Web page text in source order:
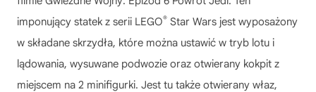
imponujący statek z serii LEGO® Star Wars jest wyposażony
w składane skrzydła, które można ustawić w tryb lotu i
lądowania, wysuwane podwozie oraz otwierany kokpit z
miejscem na 2 minifigurki. Jest tu także otwierany właz,